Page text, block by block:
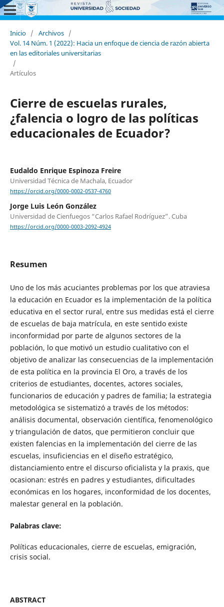
Inicio / Archivos /
Vol. 14 Núm. 1 (2022): Hacia un enfoque de ciencia de razón abierta
en las editoriales universitarias
/
Artículos
Cierre de escuelas rurales,
¿falencia o logro de las políticas
educacionales de Ecuador?
Eudaldo Enrique Espinoza Freire
Universidad Técnica de Machala, Ecuador
https://orcid.org/0000-0002-0537-4760
Jorge Luis León González
Universidad de Cienfuegos “Carlos Rafael Rodríguez”. Cuba
https://orcid.org/0000-0003-2092-4924
Resumen
Uno de los más acuciantes problemas por los que atraviesa
la educación en Ecuador es la implementación de la política
educativa en el sector rural, entre sus medidas está el cierre
de escuelas de baja matrícula, en este sentido existe
inconformidad por parte de algunos sectores de la
población, lo que motivó un estudio cualitativo con el
objetivo de analizar las consecuencias de la implementación
de esta política en la provincia El Oro, a través de los
criterios de estudiantes, docentes, actores sociales,
funcionarios de educación y padres de familia; la estrategia
metodológica se sistematizó a través de los métodos:
análisis documental, observación científica, fenomenológico
y triangulación de datos, que permitieron concluir que
existen falencias en la implementación del cierre de las
escuelas, insuficiencias en el diseño estratégico,
distanciamiento entre el discurso oficialista y la praxis, que
ocasionan: estrés en padres y estudiantes, dificultades
económicas en los hogares, inconformidad de los docentes,
malestar general en la población.
Palabras clave:
Políticas educacionales, cierre de escuelas, emigración,
crisis social.
ABSTRACT